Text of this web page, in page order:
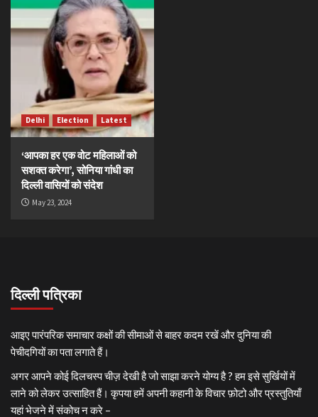
Delhi Election Latest
‘आपका हर एक वोट महिलाओं को
सशक्त करेगा’, सोनिया गांधी का
दिल्ली वासियों को संदेश
May 23, 2024
दिल्ली पत्रिका
आइए पारंपरिक समाचार कक्षों की सीमाओं से बाहर कदम रखें और दुनिया की
पेचीदगियों का पता लगाते हैं।
अगर आपने कोई दिलचस्प चीज़ देखी है जो साझा करने योग्य है ? हम इसे सुर्खियों में
लाने को लेकर उत्साहित हैं। कृपया हमें अपनी कहानी के विचार फ़ोटो और प्रस्तुतियाँ
यहां भेजने में संकोच न करे –